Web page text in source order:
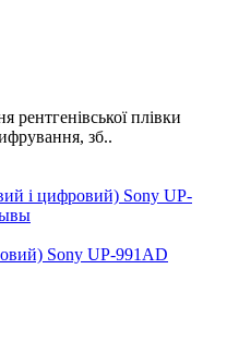
рентгенівської плівки
зб..
Sony UP-991AD